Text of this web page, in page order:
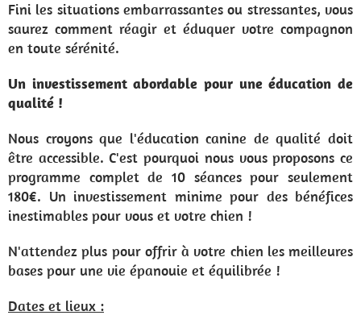
Fini les situations embarrassantes ou stressantes, vous
saurez comment réagir et éduquer votre compagnon
en toute sérénité.
Un investissement abordable pour une éducation de
qualité !
Nous croyons que l'éducation canine de qualité doit
être accessible. C'est pourquoi nous vous proposons ce
programme complet de 10 séances pour seulement
180€. Un investissement minime pour des bénéfices
inestimables pour vous et votre chien !
N'attendez plus pour offrir à votre chien les meilleures
bases pour une vie épanouie et équilibrée !
Dates et lieux :